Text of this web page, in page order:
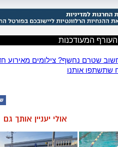
העורף המעודכנות
שטרם נחשף? צילומים מאירוע
אותנו
אולי יעניין אותך גם